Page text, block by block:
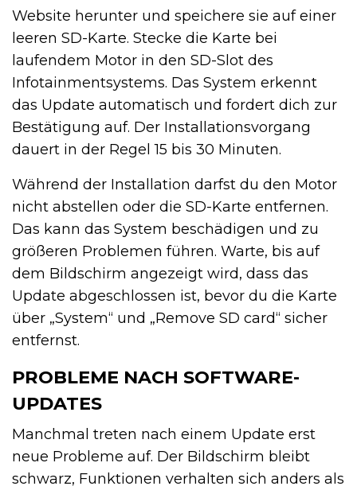
Website herunter und speichere sie auf einer
leeren SD-Karte. Stecke die Karte bei
laufendem Motor in den SD-Slot des
Infotainmentsystems. Das System erkennt
das Update automatisch und fordert dich zur
Bestätigung auf. Der Installationsvorgang
dauert in der Regel 15 bis 30 Minuten.
Während der Installation darfst du den Motor
nicht abstellen oder die SD-Karte entfernen.
Das kann das System beschädigen und zu
größeren Problemen führen. Warte, bis auf
dem Bildschirm angezeigt wird, dass das
Update abgeschlossen ist, bevor du die Karte
über „System“ und „Remove SD card“ sicher
entfernst.
PROBLEME NACH SOFTWARE-
UPDATES
Manchmal treten nach einem Update erst
neue Probleme auf. Der Bildschirm bleibt
schwarz, Funktionen verhalten sich anders als